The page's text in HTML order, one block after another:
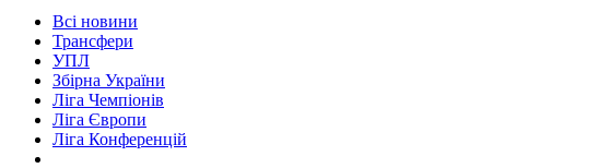
Всі новини
Трансфери
УПЛ
Збірна України
Ліга Чемпіонів
Ліга Європи
Ліга Конференцій